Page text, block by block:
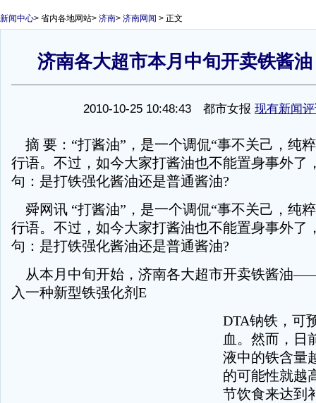
新闻中心> 省内各地网站> 济南> 济南网闻 > 正文
济南各大超市本月中旬开卖铁酱
2010-10-25 10:48:43 都市女报 现有新闻
摘 要：“打酱油”，是一个调侃“事不关己，纯
行语。不过，如今大家打酱油也不能置身事外了
句：是打铁强化酱油还是普通酱油?
舜网讯 “打酱油”，是一个调侃“事不关己，纯
行语。不过，如今大家打酱油也不能置身事外了
句：是打铁强化酱油还是普通酱油?
从本月中旬开始，济南各大超市开卖铁酱油
入一种新型铁强化剂E
DTA钠铁，可
血。然而，日
液中的铁含量
的可能性就越
节饮食来达到